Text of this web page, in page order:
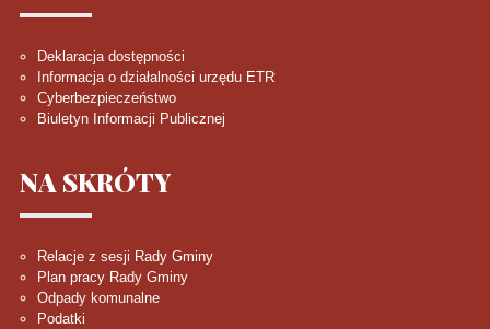
Deklaracja dostępności
Informacja o działalności urzędu ETR
Cyberbezpieczeństwo
Biuletyn Informacji Publicznej
NA SKRÓTY
Relacje z sesji Rady Gminy
Plan pracy Rady Gminy
Odpady komunalne
Podatki